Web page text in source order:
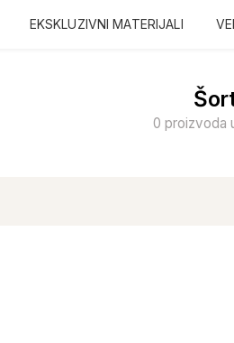
EKSKLUZIVNI MATERIJALI
0 proizvoda